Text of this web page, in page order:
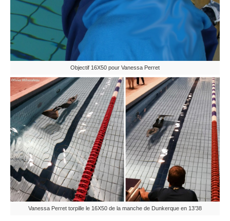
Objectif 16X50 pour Vanessa Perret
Vanessa Perret torpille le 16X50 de la manche de Dunkerque en 13’38